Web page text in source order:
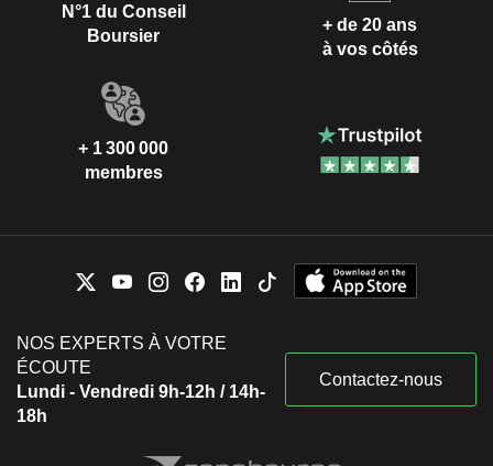
N°1 du Conseil
Boursier
+ de 20 ans
à vos côtés
+ 1 300 000
membres
NOS EXPERTS À VOTRE
ÉCOUTE
Lundi - Vendredi 9h-12h / 14h-
18h
Contactez-nous